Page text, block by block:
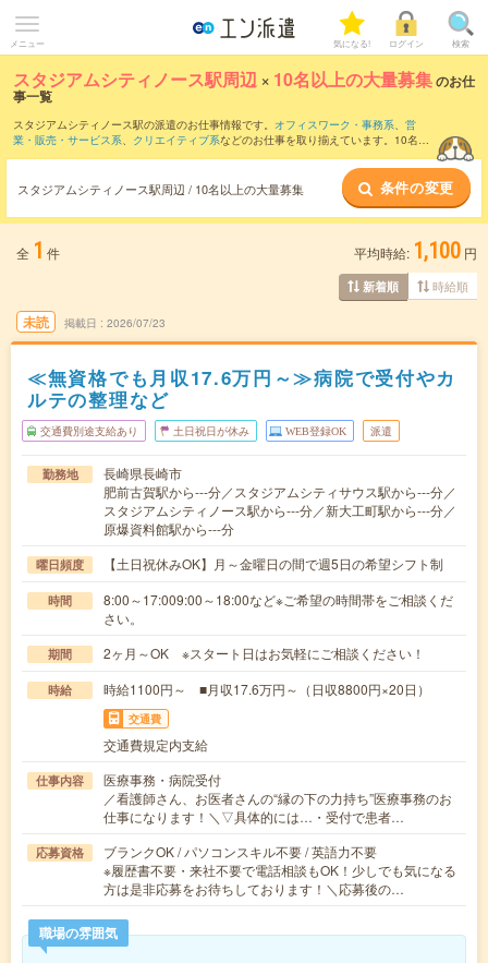
メニュー 気になる! ログイン 検索
スタジアムシティノース駅周辺 × 10名以上の大量募集のお仕
事一覧
スタジアムシティノース駅の派遣のお仕事情報です。 オフィスワーク・事務系、 営
業・販売・サービス系、 クリエイティブ系などのお仕事を取り揃えています。10名以
スタジアムシティノース駅周辺 / 10名以上の大量募集 条件の変更
全 1 件 平均時給: 1,100 円
新着順 時給順
未読 掲載日 2026/07/23
≪無資格でも月収17.6万円～≫病院で受付やカ
ルテの整理など
交通費別途支給あり 土日祝日が休み WEB登録OK 派遣
勤務地
長崎県長崎市
肥前古賀駅から---分／スタジアムシティサウス駅から---分／
スタジアムシティノース駅から---分／新大工町駅から---分／
原爆資料館駅から---分
曜日頻度 【土日祝休みOK】月～金曜日の間で週5日の希望シフト制
時間
8:00～17:009:00～18:00など※ご希望の時間帯をご相談くだ
さい。
期間 2ヶ月～OK ※スタート日はお気軽にご相談ください！
時給 時給1100円～ ■月収17.6万円～（日収8800円×20日）
交通費
交通費規定内支給
仕事内容
医療事務・病院受付
／看護師さん、お医者さんの“縁の下の力持ち”医療事務のお
仕事になります！＼▽具体的には…・受付で患者…
応募資格
ブランクOK / パソコンスキル不要 / 英語力不要
※履歴書不要・来社不要で電話相談もOK！少しでも気になる
方は是非応募をお待ちしております！＼応募後の…
職場の雰囲気